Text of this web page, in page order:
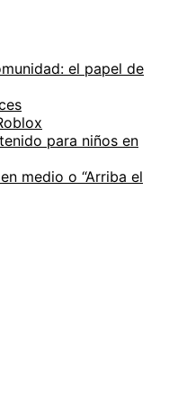
el papel de
para niños en
medio o “Arriba el